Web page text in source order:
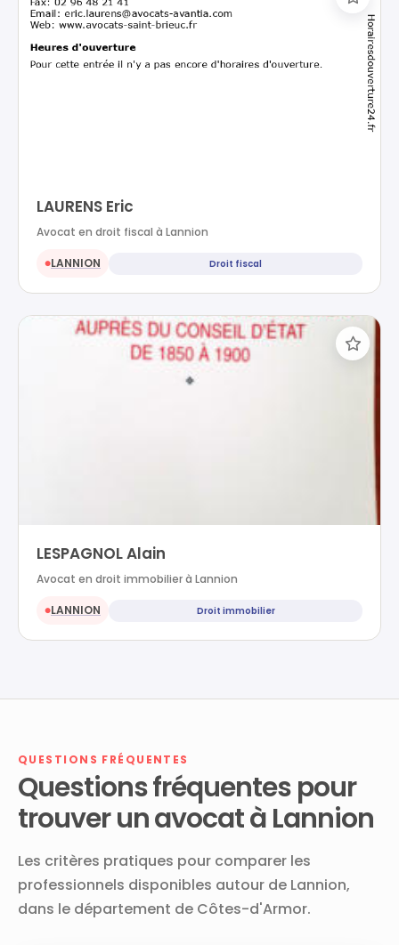
LAURENS Eric
Avocat en droit fiscal à Lannion
●LANNION Droit fiscal
LESPAGNOL Alain
Avocat en droit immobilier à Lannion
●LANNION Droit immobilier
QUESTIONS FRÉQUENTES
Questions fréquentes pour
trouver un avocat à Lannion
Les critères pratiques pour comparer les
professionnels disponibles autour de Lannion,
dans le département de Côtes-d'Armor.